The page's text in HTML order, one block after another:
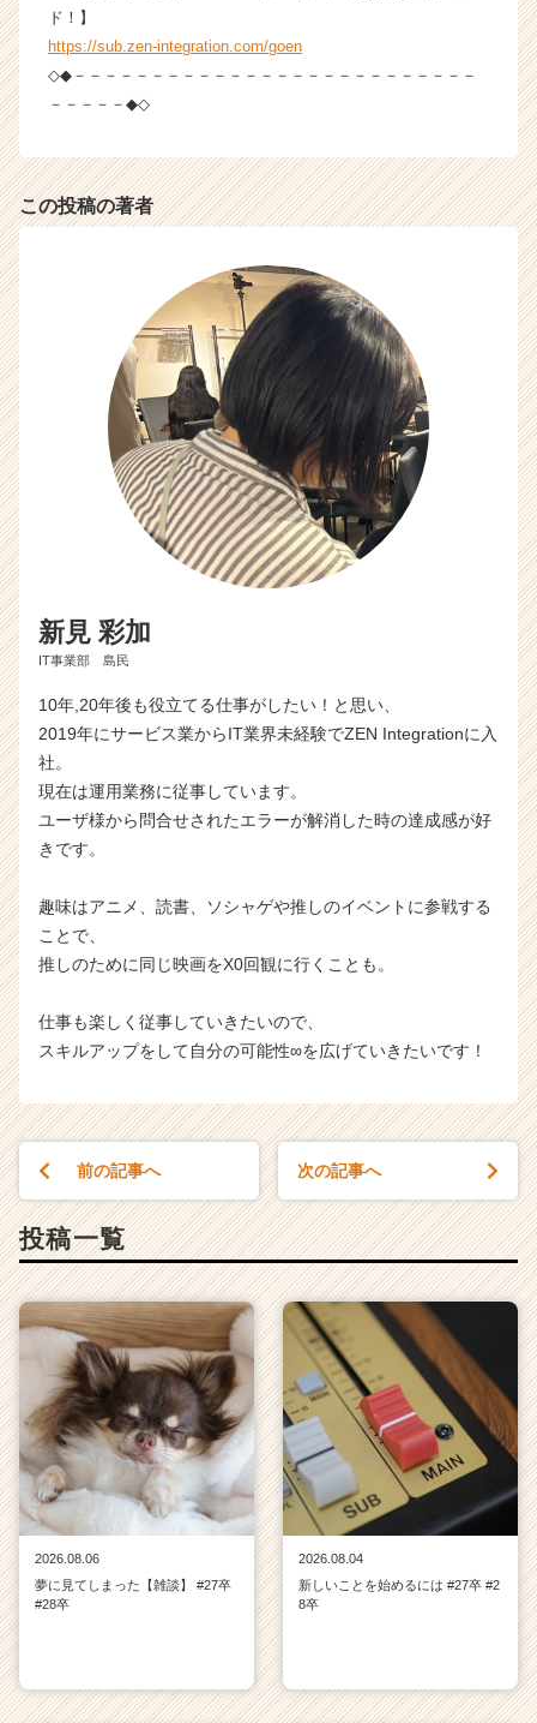
ア
r）
ド！】
https://sub.zen-integration.com/goen
◇◆－－－－－－－－－－－－－－－－－－－－－－－－－－
－－－－－◆◇
この投稿の著者
新見 彩加
IT事業部 島民
10年,20年後も役立てる仕事がしたい！と思い、
2019年にサービス業からIT業界未経験でZEN Integrationに入
社。
現在は運用業務に従事しています。
ユーザ様から問合せされたエラーが解消した時の達成感が好
きです。
趣味はアニメ、読書、ソシャゲや推しのイベントに参戦する
ことで、
推しのために同じ映画をX0回観に行くことも。
仕事も楽しく従事していきたいので、
スキルアップをして自分の可能性∞を広げていきたいです！
前の記事へ 次の記事へ
投稿一覧
2026.08.06
夢に見てしまった【雑談】 #27卒
#28卒
2026.08.04
新しいことを始めるには #27卒 #2
8卒